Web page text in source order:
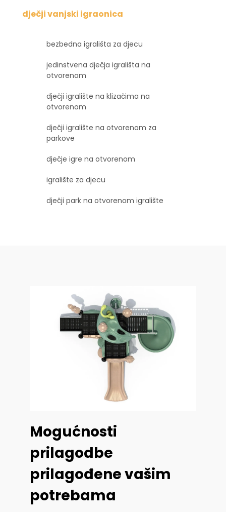
dječji vanjski igraonica
bezbedna igrališta za djecu
jedinstvena dječja igrališta na
otvorenom
dječji igralište na klizačima na
otvorenom
dječji igralište na otvorenom za
parkove
dječje igre na otvorenom
igralište za djecu
dječji park na otvorenom igralište
Mogućnosti
prilagodbe
prilagođene vašim
potrebama